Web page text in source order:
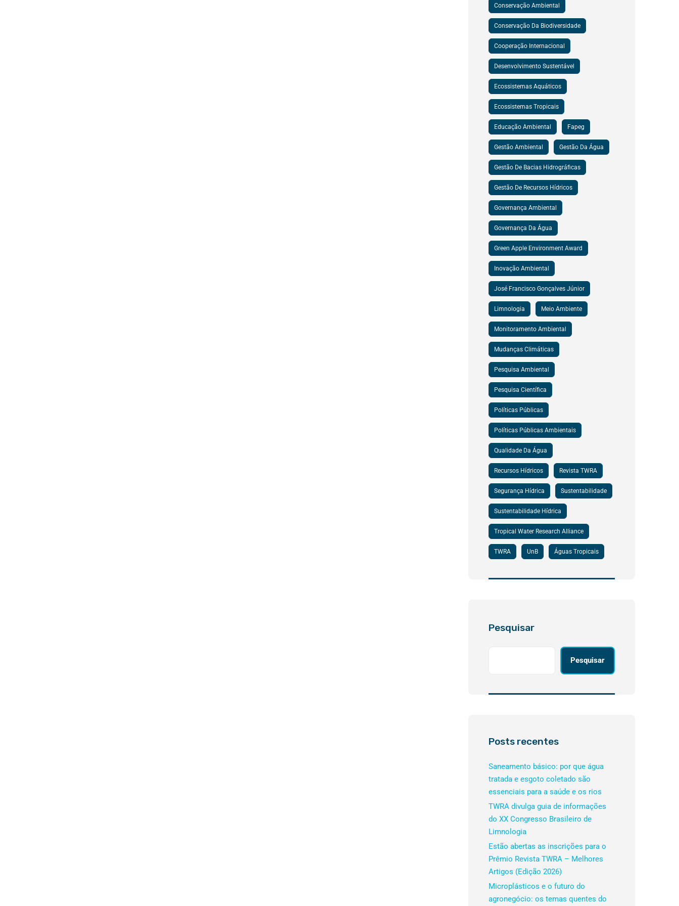
Conservação Ambiental
Conservação Da Biodiversidade
Cooperação Internacional
Desenvolvimento Sustentável
Ecossistemas Aquáticos
Ecossistemas Tropicais
Educação Ambiental Fapeg
Gestão Ambiental Gestão Da Água
Gestão De Bacias Hidrográficas
Gestão De Recursos Hídricos
Governança Ambiental
Governança Da Água
Green Apple Environment Award
Inovação Ambiental
José Francisco Gonçalves Júnior
Limnologia Meio Ambiente
Monitoramento Ambiental
Mudanças Climáticas
Pesquisa Ambiental
Pesquisa Científica
Políticas Públicas
Políticas Públicas Ambientais
Qualidade Da Água
Recursos Hídricos Revista TWRA
Segurança Hídrica Sustentabilidade
Sustentabilidade Hídrica
Tropical Water Research Alliance
TWRA UnB Águas Tropicais
Pesquisar
Pesquisar
Posts recentes
Saneamento básico: por que água
tratada e esgoto coletado são
essenciais para a saúde e os rios
TWRA divulga guia de informações
do XX Congresso Brasileiro de
Limnologia
Estão abertas as inscrições para o
Prêmio Revista TWRA – Melhores
Artigos (Edição 2026)
Microplásticos e o futuro do
agronegócio: os temas quentes do